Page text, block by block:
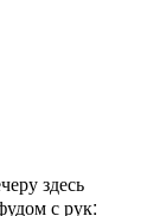
здесь
с рук: